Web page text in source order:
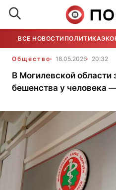
ВСЕ НОВОСТИ ПОЛИТИКА
Общество 18.05.2026 20:32
В Могилевской области
бешенства у человека